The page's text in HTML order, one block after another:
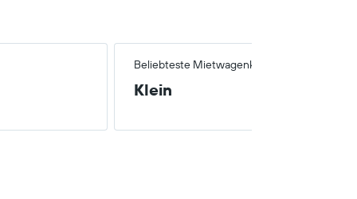
Beliebteste Mietwagenklasse
Klein